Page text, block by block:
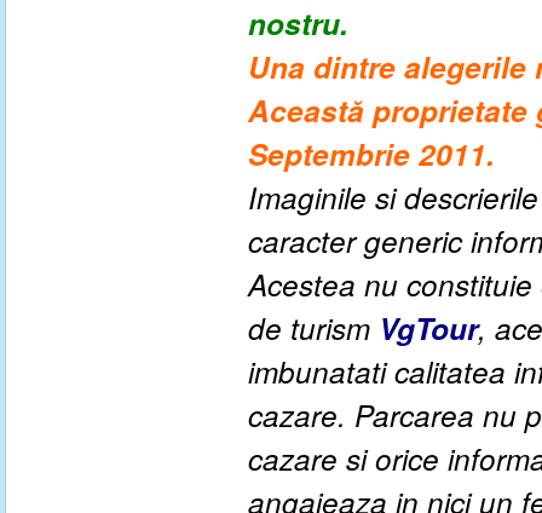
nostru.
Una dintre alegerile
Această proprietate
Septembrie 2011.
Imaginile si
caracter generic
Acestea nu
de turism VgTour,
imbunatati calitatea
cazare. Parcarea nu
cazare si orice
angajeaza in nici un